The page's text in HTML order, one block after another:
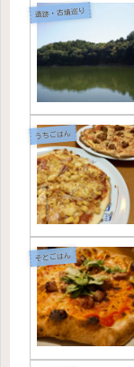
遺跡・古墳巡り
うちごはん
そとごはん